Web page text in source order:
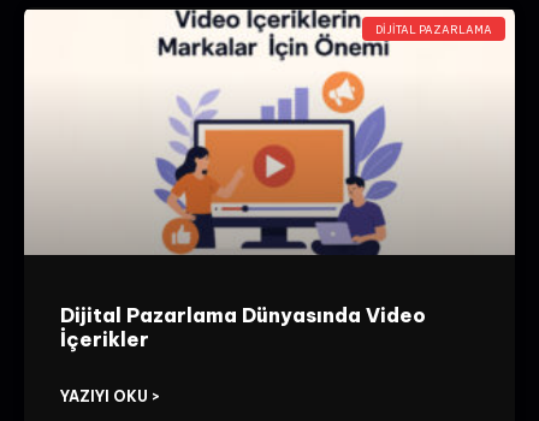
DIJITAL PAZARLAMA
Dijital Pazarlama Dünyasında Video
İçerikler
YAZIYI OKU >